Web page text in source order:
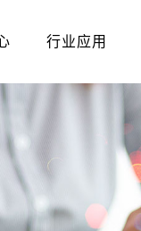
行业应用